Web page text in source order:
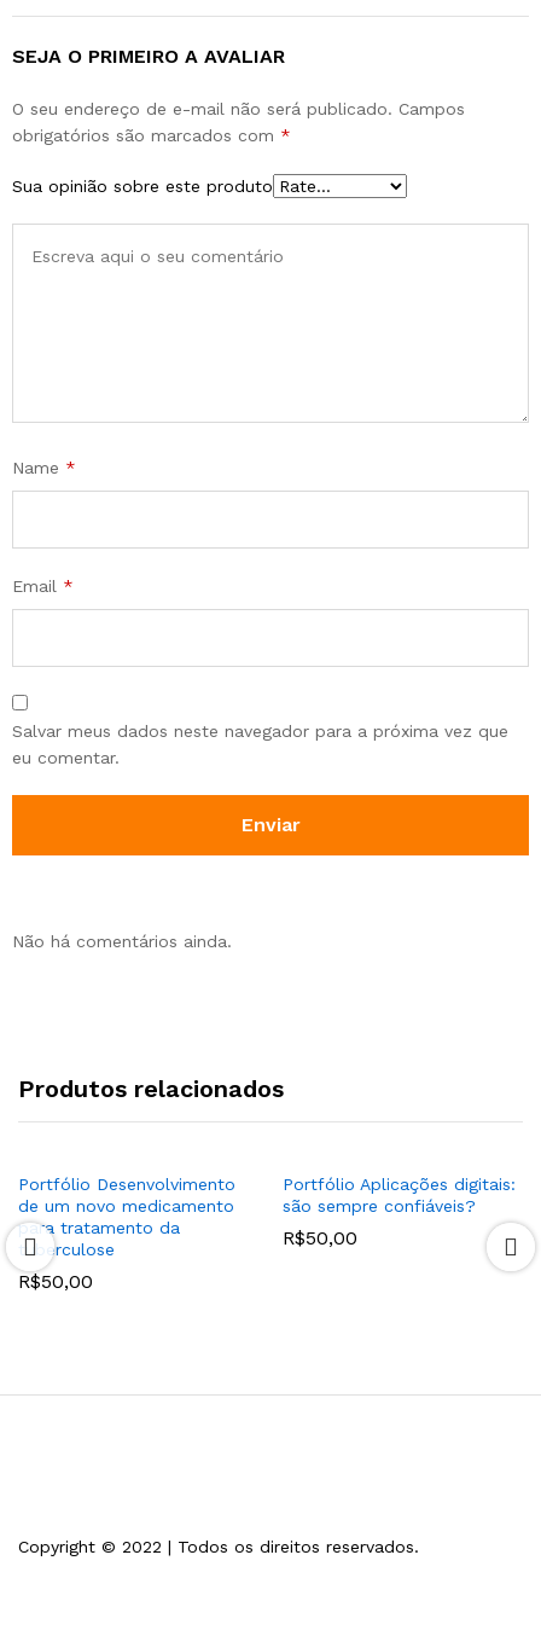
SEJA O PRIMEIRO A AVALIAR
O seu endereço de e-mail não será publicado. Campos
obrigatórios são marcados com *
Sua opinião sobre este produto
Name *
Email *
Salvar meus dados neste navegador para a próxima vez que
eu comentar.
Não há comentários ainda.
Produtos relacionados
Portfólio Desenvolvimento
de um novo medicamento
para tratamento da
tuberculose
R$50,00
Portfólio Aplicações digitais:
são sempre confiáveis?
R$50,00
Copyright © 2022 | Todos os direitos reservados.